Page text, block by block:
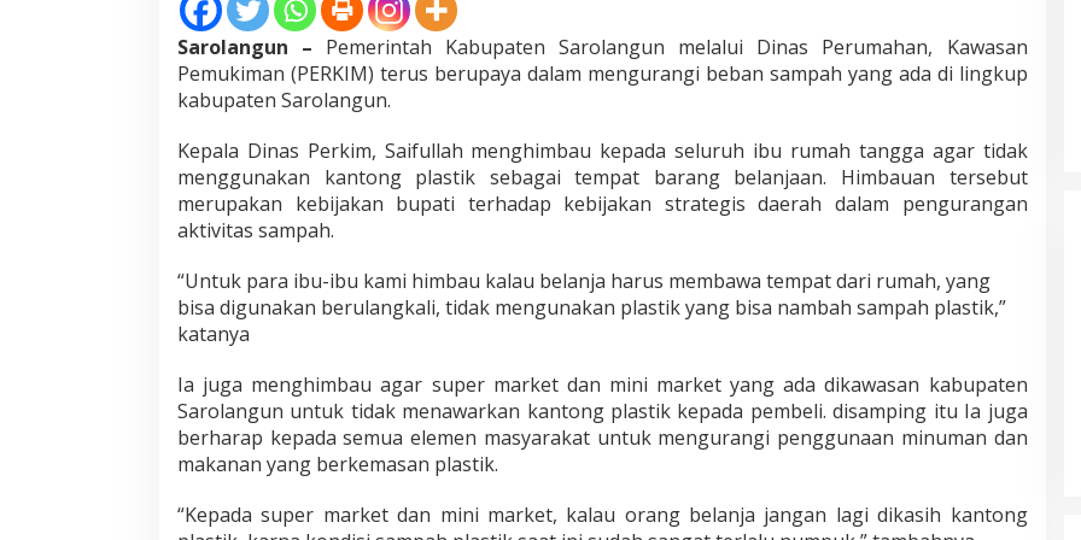
a
s
h
n
o
n
l
s
k
k
p
a
a
Sarolangun – Pemerintah Kabupaten Sarolangun melalui Dinas Perumahan, Kawasan
Pemukiman (PERKIM) terus berupaya dalam mengurangi beban sampah yang ada di lingkup
kabupaten Sarolangun.
Kepala Dinas Perkim, Saifullah menghimbau kepada seluruh ibu rumah tangga agar tidak
menggunakan kantong plastik sebagai tempat barang belanjaan. Himbauan tersebut
merupakan kebijakan bupati terhadap kebijakan strategis daerah dalam pengurangan
aktivitas sampah.
“Untuk para ibu-ibu kami himbau kalau belanja harus membawa tempat dari rumah, yang
bisa digunakan berulangkali, tidak mengunakan plastik yang bisa nambah sampah plastik,”
katanya
Ia juga menghimbau agar super market dan mini market yang ada dikawasan kabupaten
Sarolangun untuk tidak menawarkan kantong plastik kepada pembeli. disamping itu Ia juga
berharap kepada semua elemen masyarakat untuk mengurangi penggunaan minuman dan
makanan yang berkemasan plastik.
“Kepada super market dan mini market, kalau orang belanja jangan lagi dikasih kantong
Masyarakat Dusun Daya Murni
Kompak Dukungan Jumiwan Aguza
– Maidani
Di Politik, Titik Bungo | 9 Oktober 2024